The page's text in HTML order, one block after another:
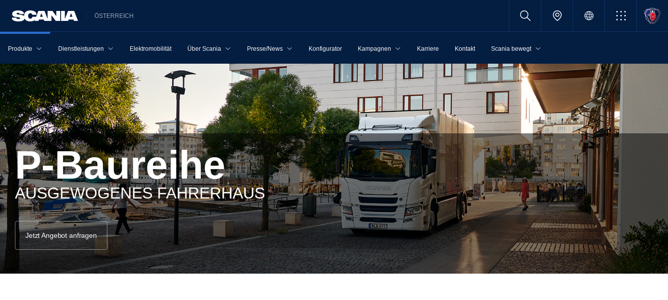
ÖSTERREICH
Produkte Dienstleistungen Elektromobilität Über Scania Presse/News Konfigurator Kampagnen Karriere Kontakt Scania bewegt
P-Baureihe
AUSGEWOGENES FAHRERHAUS
Jetzt Angebot anfragen